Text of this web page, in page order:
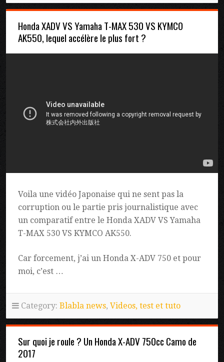
Honda XADV VS Yamaha T-MAX 530 VS KYMCO
AK550, lequel accélère le plus fort ?
Voila une vidéo Japonaise qui ne sent pas la
corruption ou le partie pris journalistique avec
un comparatif entre le Honda XADV VS Yamaha
T-MAX 530 VS KYMCO AK550.
Car forcement, j’ai un Honda X-ADV 750 et pour
moi, c’est …
Category: Blabla news, Videos, test et tuto
Sur quoi je roule ? Un Honda X-ADV 750cc Camo de
2017